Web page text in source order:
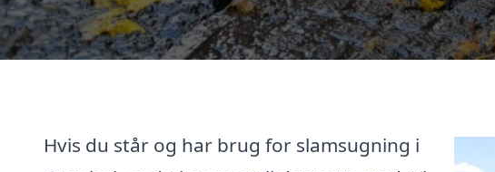
Hvis du står og har brug for slamsugning i